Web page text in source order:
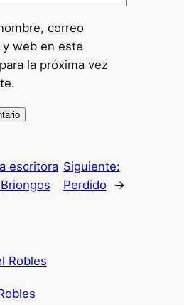
correo
web en este
la próxima vez
escritora Siguiente:
Perdido
→